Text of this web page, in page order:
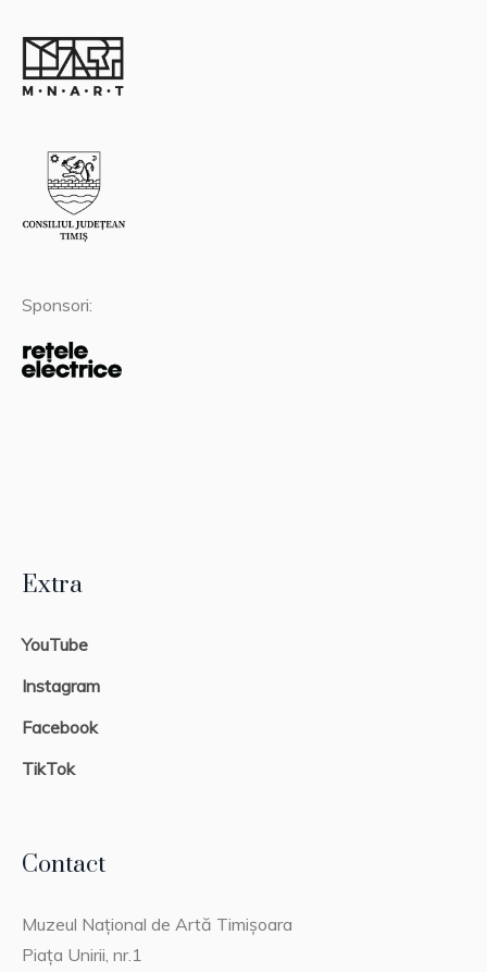
Sponsori:
Extra
YouTube
Instagram
Facebook
TikTok
Contact
Muzeul Național de Artă Timișoara
Piața Unirii, nr.1